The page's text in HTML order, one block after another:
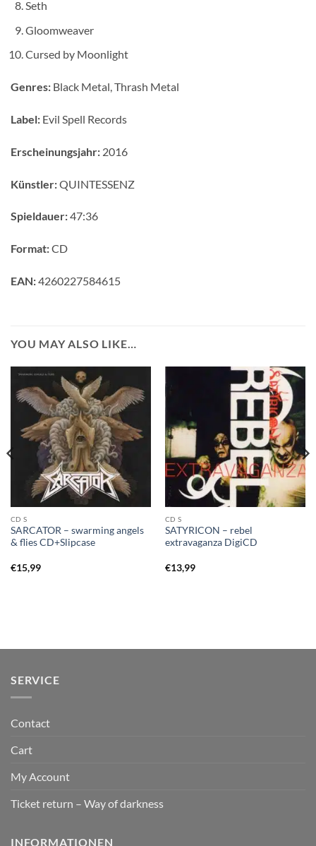
Seth
Gloomweaver
Cursed by Moonlight
Genres: Black Metal, Thrash Metal
Label: Evil Spell Records
Erscheinungsjahr: 2016
Künstler:QUINTESSENZ
Spieldauer:47:36
Format:CD
EAN:4260227584615
YOU MAY ALSO LIKE…
CD S
SARCATOR – swarming angels
& flies CD+Slipcase
€15,99
CD S
SATYRICON – rebel
extravaganza DigiCD
€13,99
SERVICE
Contact
Cart
My Account
Ticket return – Way of darkness
INFORMATIONEN